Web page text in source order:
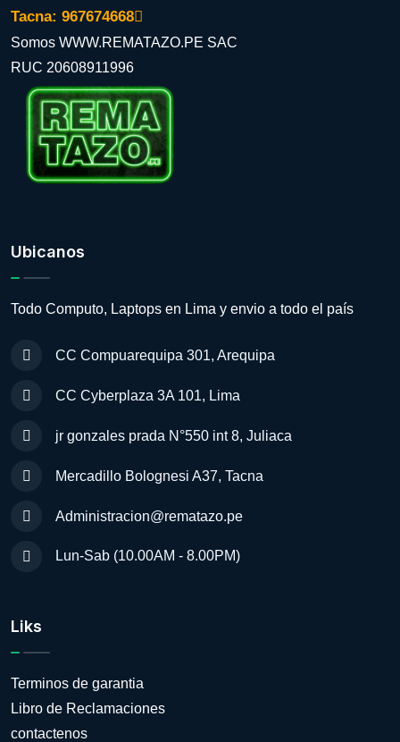
Tacna: 967674668
Somos WWW.REMATAZO.PE SAC
RUC 20608911996
Ubicanos
Todo Computo, Laptops en Lima y envio a todo el país
CC Compuarequipa 301, Arequipa
CC Cyberplaza 3A 101, Lima
jr gonzales prada N°550 int 8, Juliaca
Mercadillo Bolognesi A37, Tacna
Administracion@rematazo.pe
Lun-Sab (10.00AM - 8.00PM)
Liks
Terminos de garantia
Libro de Reclamaciones
contactenos